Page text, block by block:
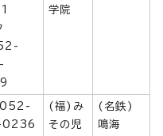
学院
(福)み
その児
(名鉄)
鳴海